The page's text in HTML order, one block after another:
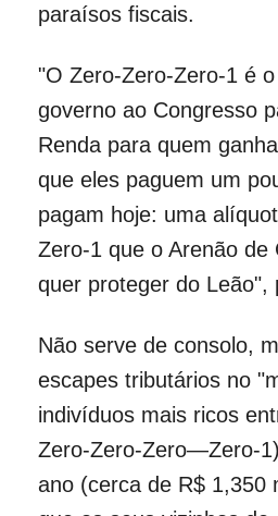
paraísos fiscais.
"O Zero-Zero-Zero-1 é
governo ao Congresso
Renda para quem
que eles paguem um
pagam hoje: uma
Zero-1 que o Arenão de
quer proteger do Leão",
Não serve de consolo,
escapes tributários no
indivíduos mais ricos
Zero-Zero-Zero—Zero-
ano (cerca de R$ 1,350